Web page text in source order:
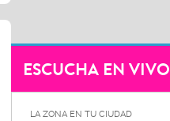
ESCUCHA EN VIVO
LA ZONA EN TU CIUDAD